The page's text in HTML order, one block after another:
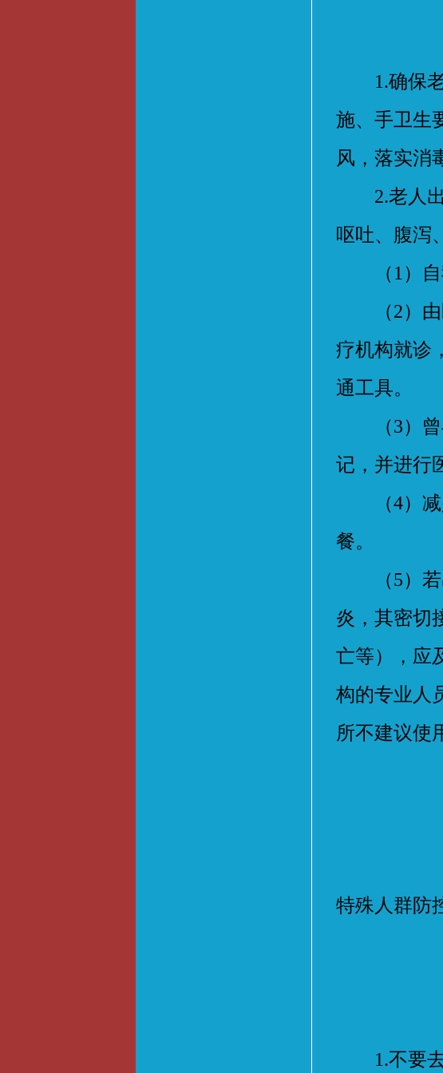
1.确保老
施、手卫生
风，落实消
2.老人出
呕吐、腹泻
（1）自我
（2）由
疗机构就诊
通工具。
（3）曾
记，并进行
（4）减
餐。
（5）若
炎，其密切
亡等），应
构的专业人
所不建议使
特殊人群防
1.不要去